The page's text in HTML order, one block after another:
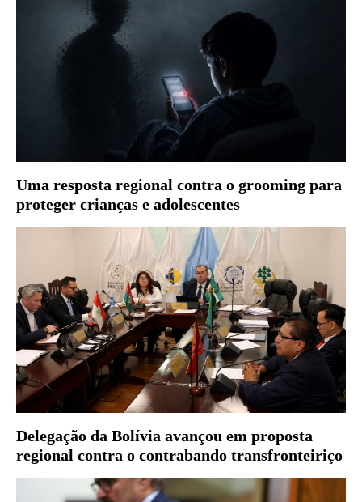
Uma resposta regional contra o grooming para
proteger crianças e adolescentes
Delegação da Bolívia avançou em proposta
regional contra o contrabando transfronteiriço